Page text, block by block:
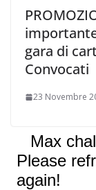
gara di
Convocati
23 Novembre